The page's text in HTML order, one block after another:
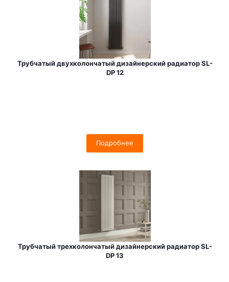
Трубчатый двухколончатый дизайнерский радиатор SL-
DP 12
Подробнее
Трубчатый трехколончатый дизайнерский радиатор SL-
DP 13